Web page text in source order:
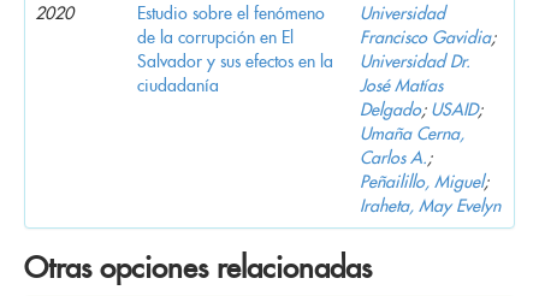
2020
Estudio sobre el fenómeno
de la corrupción en El
Salvador y sus efectos en la
ciudadanía
Universidad
Francisco Gavidia;
Universidad Dr.
José Matías
Delgado; USAID;
Umaña Cerna,
Carlos A.;
Peñailillo, Miguel;
Iraheta, May Evelyn
Otras opciones relacionadas